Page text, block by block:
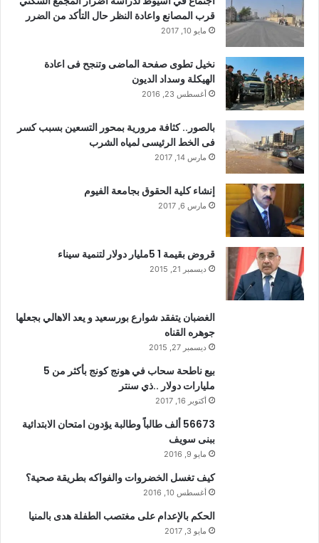
قرب المصانع واعادة النظر حال التأكد من الضرر
مايو 10, 2017
نخيل تطوى صفحة الماضى وتنجح فى اعادة
الهيكلة وسداد الديون
أغسطس 23, 2016
بالصور.. كثافة مرورية بمحور التسعين بسبب كسر
فى الخط الرئيسى لمياه الشرب
مارس 14, 2017
إنشاء كلية الحقوق بجامعة الفيوم
مارس 6, 2017
قروض بقيمة 1 5مليار دولار لتنمية سيناء
ديسمبر 21, 2015
الغضبان يتفقد شوارع بورسعيد و يعد الاهالي بجعلها
جوهره القناه
ديسمبر 27, 2015
بيع ناطحة سحاب في هونج كونج بأكثر من 5
مليارات دولار ..ذي سنتر
أكتوبر 16, 2017
56673 ألف طالباً وطالبة يؤدون امتحان الابتدائية
ببنى سويف
مايو 9, 2016
كيف تغسل الخضروات والفواكه بطريقة صحية؟
أغسطس 10, 2016
الحكم بالإعدام على مغتصب الطفلة هدى بالمنيا
مايو 3, 2017